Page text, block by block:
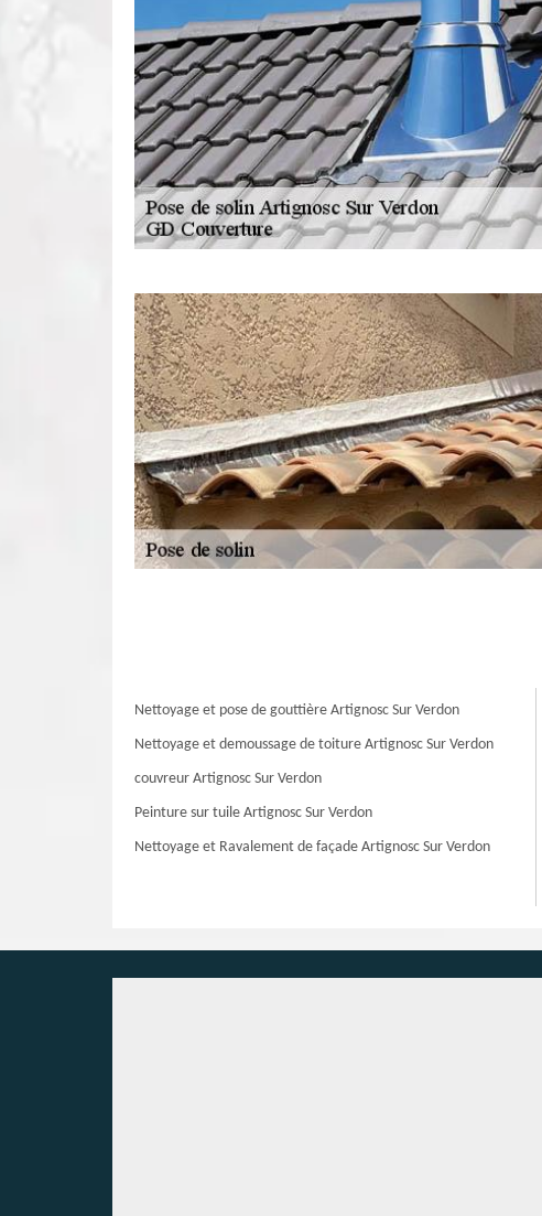
Nettoyage et pose de gouttière Artignosc Sur Verdon
Nettoyage et demoussage de toiture Artignosc Sur Verdon
couvreur Artignosc Sur Verdon
Peinture sur tuile Artignosc Sur Verdon
Nettoyage et Ravalement de façade Artignosc Sur Verdon